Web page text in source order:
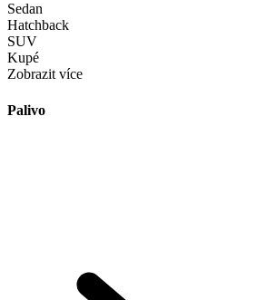
Sedan
Hatchback
SUV
Kupé
Zobrazit více
Palivo